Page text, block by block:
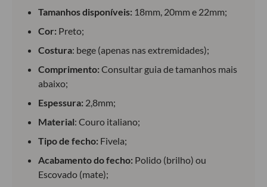
Tamanhos disponíveis: 18mm, 20mm e 22mm;
Cor: Preto;
Costura: bege (apenas nas extremidades);
Comprimento: Consultar guia de tamanhos mais
abaixo;
Espessura: 2,8mm;
Material: Couro italiano;
Tipo de fecho: Fivela;
Acabamento do fecho: Polido (brilho) ou
Escovado (mate);